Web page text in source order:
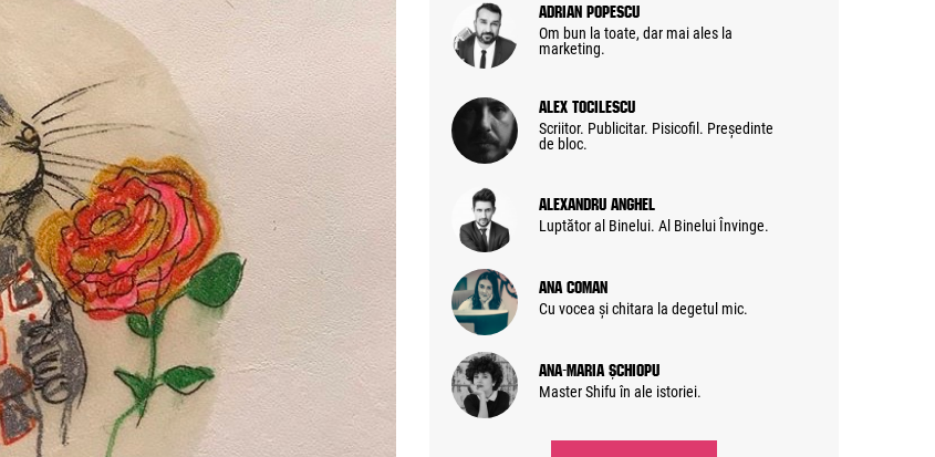
Adrian Popescu
Om bun la toate, dar mai ales la
marketing.
Alex Tocilescu
Scriitor. Publicitar. Pisicofil. Președinte
de bloc.
Alexandru Anghel
Luptător al Binelui. Al Binelui Învinge.
Ana Coman
Cu vocea și chitara la degetul mic.
Ana-Maria Șchiopu
Master Shifu în ale istoriei.